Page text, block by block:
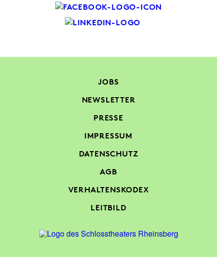
JOBS
NEWSLETTER
PRESSE
IMPRESSUM
DATENSCHUTZ
AGB
VERHALTENSKODEX
LEITBILD